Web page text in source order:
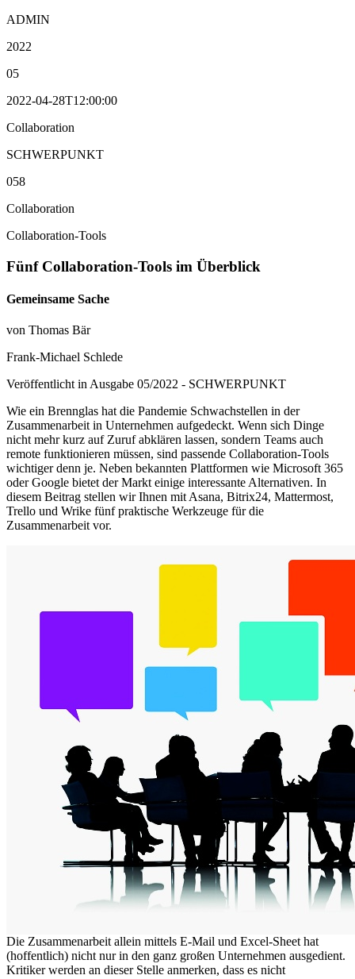
ADMIN
2022
05
2022-04-28T12:00:00
Collaboration
SCHWERPUNKT
058
Collaboration
Collaboration-Tools
Fünf Collaboration-Tools im Überblick
Gemeinsame Sache
von Thomas Bär
Frank-Michael Schlede
Veröffentlicht in Ausgabe 05/2022 - SCHWERPUNKT
Wie ein Brennglas hat die Pandemie Schwachstellen in der
Zusammenarbeit in Unternehmen aufgedeckt. Wenn sich Dinge
nicht mehr kurz auf Zuruf abklären lassen, sondern Teams auch
remote funktionieren müssen, sind passende Collaboration-Tools
wichtiger denn je. Neben bekannten Plattformen wie Microsoft 365
oder Google bietet der Markt einige interessante Alternativen. In
diesem Beitrag stellen wir Ihnen mit Asana, Bitrix24, Mattermost,
Trello und Wrike fünf praktische Werkzeuge für die
Zusammenarbeit vor.
Die Zusammenarbeit allein mittels E-Mail und Excel-Sheet hat
(hoffentlich) nicht nur in den ganz großen Unternehmen ausgedient.
Kritiker werden an dieser Stelle anmerken, dass es nicht